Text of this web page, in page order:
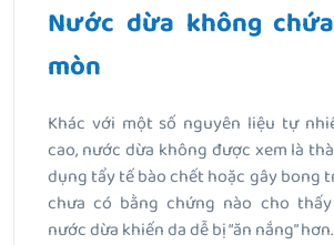
Nước dừa không
mòn
Khác với một số nguyên liệu tự
cao, nước dừa không được xem là
dụng tẩy tế bào chết hoặc gây bong
chưa có bằng chứng nào cho
nước dừa khiến da dễ bị “ăn nắng” hơn.